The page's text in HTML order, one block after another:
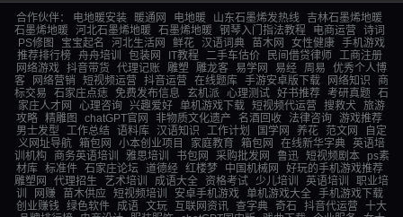
合作伙伴： 电地暖安装 暖通网 电地暖 山东石墨烯发热线
吉林石墨烯地暖
石墨烯地暖
河北石墨烯地暖 石墨烯地暖 钢琴入门指法教程 电商运营
诗词
PS修图
宝宝起名 河北生活网 鲜花 汉语词典 苗木网 女性健康 手机游戏
推荐排行榜
舟舟培训 包装网 IT教程 二手车估价 民间借贷律师
工商注册
网络游戏 抖音带货 代理记账 雕塑 雕龙客 易学网 易经 周易
优秀个人博
客
网络营销 短视频运营 抖音运营 在线题库 手游安卓版下载 网络知识
商
标交易
石家庄点痣 免费发布信息 玄机派 心理测试 好书推荐 考研真题 石
家庄人才网
心理咨询 兴趣爱好 单机游戏下载 短视频代运营 搜救犬 旅游
攻略 精雕图 chatGPT官网 非物质文化遗产 名酒回收 法律咨询 游戏推荐
男士发型
工作总结 语料库 汉语知识 工作计划 国学网 养花 范文网
自定
义网址导航 箱包网 小本创业项目 家庭教育 箱包网 在线新华字典 英语培
训机构
商务英语培训 雅思培训 书包网 采购批发网 鲁迅 短视频剧本
ps素
材库
标准件 石家庄论坛 道德经 红楼梦 中国机械网
好玩的手机游戏推荐
雕塑网
代理招生 艺术培训 成语大全 资格考试 少儿培训 英语培训
职业培
训
网赚 苗木供应 短视频培训 安卓手机游戏 单机游戏大全
手机游戏下载
创业赚钱
绿色软件 成语 文玩 互联网资讯 查字典 奇石 抖音代运营 十大